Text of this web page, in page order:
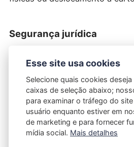
Segurança jurídica
garantindo a autenticidade e a
documentos. Isso reforça a
transações e evita fraudes.
Redução de custos
Esse site usa cookies
Selecione quais cookies
caixas de seleção abaixo;
para examinar o tráfego do
usuário enquanto estiver em
de marketing e para fornecer
mídia social. Mais detalhes